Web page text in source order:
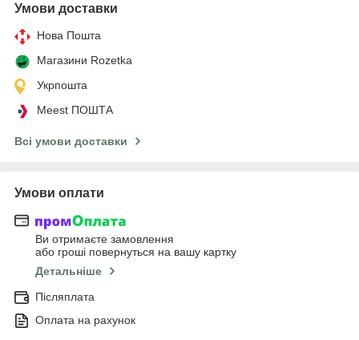
Умови доставки
Нова Пошта
Магазини Rozetka
Укрпошта
Meest ПОШТА
Всі умови доставки
Умови оплати
Ви отримаєте замовлення
або гроші повернуться на вашу картку
Детальніше
Післяплата
Оплата на рахунок